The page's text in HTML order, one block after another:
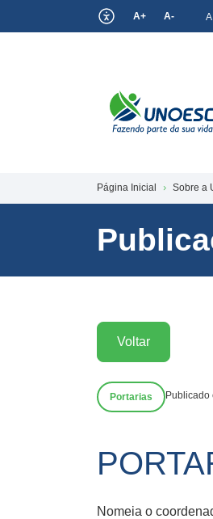
A+ A-
Página Inicial Sobre a
Voltar
Portarias Publicado
Nomeia o